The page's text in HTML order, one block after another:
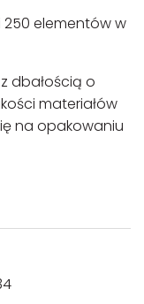
250 elementów w
dbałością o
materiałów
na opakowaniu